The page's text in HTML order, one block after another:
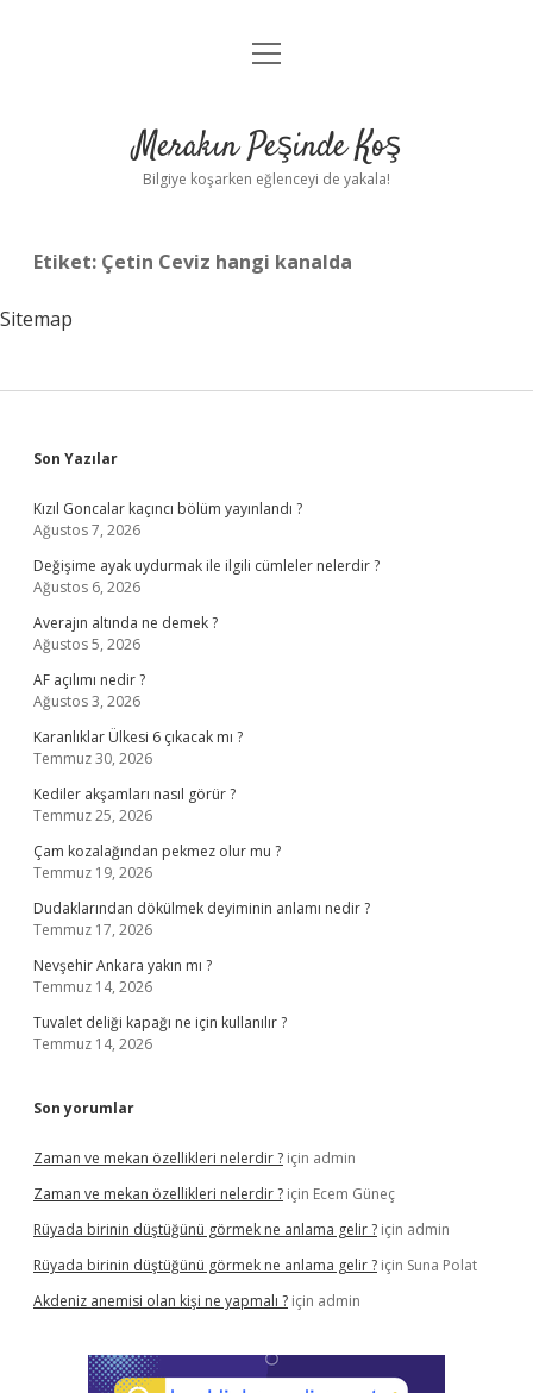
Anasayfa
Yasal Uyarı
menüyü
Merakın Peşinde Koş
Bilgiye koşarken eğlenceyi de yakala!
Etiket: Çetin Ceviz hangi kanalda
Sitemap
Sidebar
Son Yazılar
Kızıl Goncalar kaçıncı bölüm yayınlandı ?
Ağustos 7, 2026
Değişime ayak uydurmak ile ilgili cümleler nelerdir ?
Ağustos 6, 2026
Averajın altında ne demek ?
Ağustos 5, 2026
AF açılımı nedir ?
Ağustos 3, 2026
Karanlıklar Ülkesi 6 çıkacak mı ?
Temmuz 30, 2026
Kediler akşamları nasıl görür ?
Temmuz 25, 2026
Çam kozalağından pekmez olur mu ?
Temmuz 19, 2026
Dudaklarından dökülmek deyiminin anlamı nedir ?
Temmuz 17, 2026
Nevşehir Ankara yakın mı ?
Temmuz 14, 2026
Tuvalet deliği kapağı ne için kullanılır ?
Temmuz 14, 2026
Son yorumlar
Zaman ve mekan özellikleri nelerdir ? için admin
Zaman ve mekan özellikleri nelerdir ? için Ecem Güneç
Rüyada birinin düştüğünü görmek ne anlama gelir ? için admin
Rüyada birinin düştüğünü görmek ne anlama gelir ? için Suna Polat
Akdeniz anemisi olan kişi ne yapmalı ? için admin